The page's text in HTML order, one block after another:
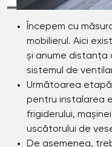
Începem cu
mobilierul. Aici
și anume distanța
sistemul de
Următoarea
pentru instalarea
frigiderului,
uscătorului de
De asemenea,